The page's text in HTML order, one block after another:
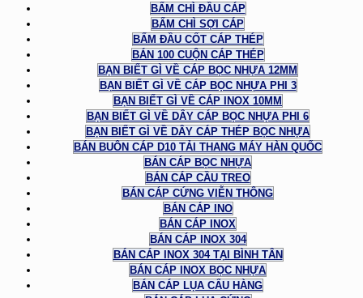
BẤM CHÌ ĐẦU CÁP
BẤM CHÌ SỢI CÁP
BẤM ĐẦU CỐT CÁP THÉP
BÁN 100 CUỘN CÁP THÉP
BẠN BIẾT GÌ VỀ CÁP BỌC NHỰA 12MM
BẠN BIẾT GÌ VỀ CÁP BỌC NHỰA PHI 3
BẠN BIẾT GÌ VỀ CÁP INOX 10MM
BẠN BIẾT GÌ VỀ DÂY CÁP BỌC NHỰA PHI 6
BẠN BIẾT GÌ VỀ DÂY CÁP THÉP BỌC NHỰA
BÁN BUÔN CÁP D10 TẢI THANG MÁY HÀN QUỐC
BÁN CÁP BỌC NHỰA
BÁN CÁP CẦU TREO
BÁN CÁP CỨNG VIỄN THÔNG
BÁN CÁP INO
BÁN CÁP INOX
BÁN CÁP INOX 304
BÁN CÁP INOX 304 TẠI BÌNH TÂN
BÁN CÁP INOX BỌC NHỰA
BÁN CÁP LỤA CẨU HÀNG